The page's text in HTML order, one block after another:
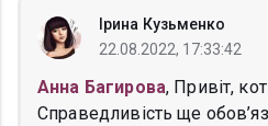
Ірина Кузьменко
22.08.2022, 17:33:42
Анна Багирова, Привіт,
Справедливість ще